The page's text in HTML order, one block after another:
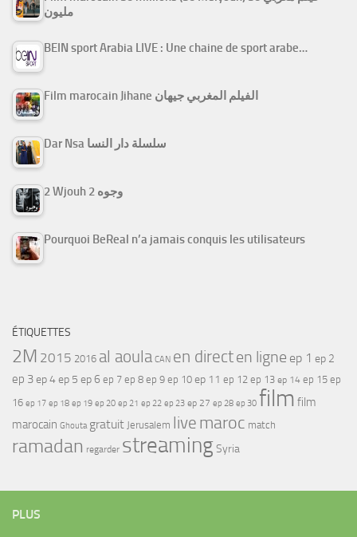
مليون
BEIN sport Arabia LIVE : Une chaine de sport arabe…
Film marocain Jihane الفيلم المغربي جيهان
Dar Nsa سلسلة دار النسا
2 Wjouh 2 وجوه
Pourquoi BeReal n’a jamais conquis les utilisateurs
ÉTIQUETTES
2M 2015 2016 al aoula CAN en directen ligne ep 1 ep 2
ep 3ep 4ep 5 ep 6 ep 7 ep 8 ep 9 ep 10 ep 11 ep 12 ep 13 ep 14 ep 15 ep
16 ep 17 ep 18 ep 19 ep 20 ep 21 ep 22 ep 23 ep 27 ep 28 ep 30 film film
marocain Ghouta gratuit Jerusalem live maroc match
ramadan regarder streamingSyria
PLUS